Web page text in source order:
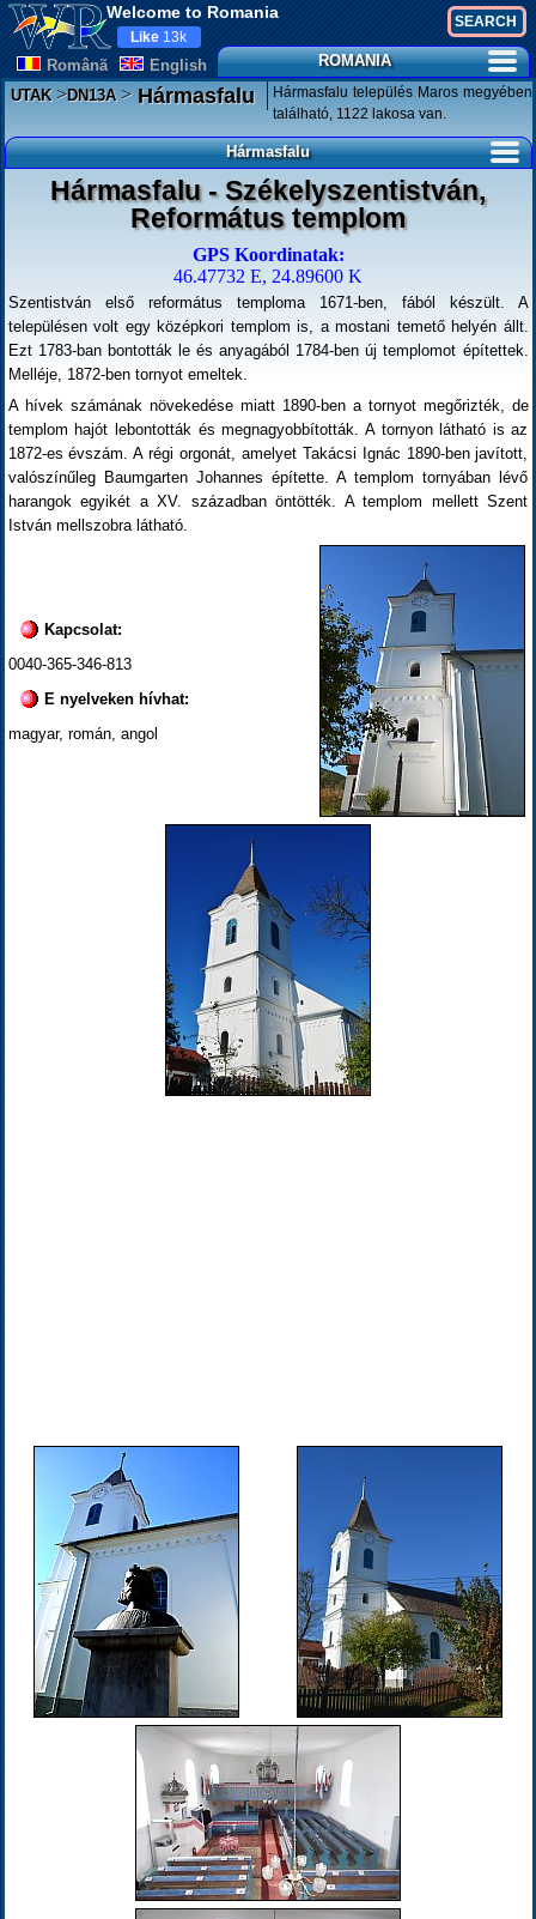
Welcome to Romania
Românã English
Like 13k
ROMANIA
UTAK>DN13A>Hármasfalu
Hármasfalu település Maros megyében
található, 1122 lakosa van.
Hármasfalu
Hármasfalu - Székelyszentistván,
Református templom
GPS Koordinatak:
46.47732 E, 24.89600 K
Szentistván első református temploma 1671-ben, fából készült. A
településen volt egy középkori templom is, a mostani temető helyén állt.
Ezt 1783-ban bontották le és anyagából 1784-ben új templomot építettek.
Melléje, 1872-ben tornyot emeltek.
A hívek számának növekedése miatt 1890-ben a tornyot megőrizték, de
templom hajót lebontották és megnagyobbították. A tornyon látható is az
1872-es évszám. A régi orgonát, amelyet Takácsi Ignác 1890-ben javított,
valószínűleg Baumgarten Johannes építette. A templom tornyában lévő
harangok egyikét a XV. században öntötték. A templom mellett Szent
István mellszobra látható.
Kapcsolat:
0040-365-346-813
E nyelveken hívhat:
magyar, román, angol